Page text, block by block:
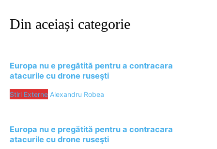
Din aceiași categorie
Europa nu e pregătită pentru a contracara
atacurile cu drone ruseşti
Stiri Externe Alexandru Robea
Europa nu e pregătită pentru a contracara
atacurile cu drone ruseşti